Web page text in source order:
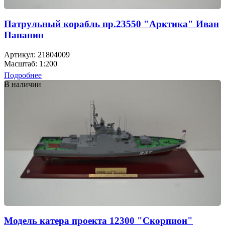
Патрульный корабль пр.23550 "Арктика" Иван
Папанин
Артикул: 21804009
Масштаб: 1:200
Подробнее
В наличии
Модель катера проекта 12300 "Скорпион"